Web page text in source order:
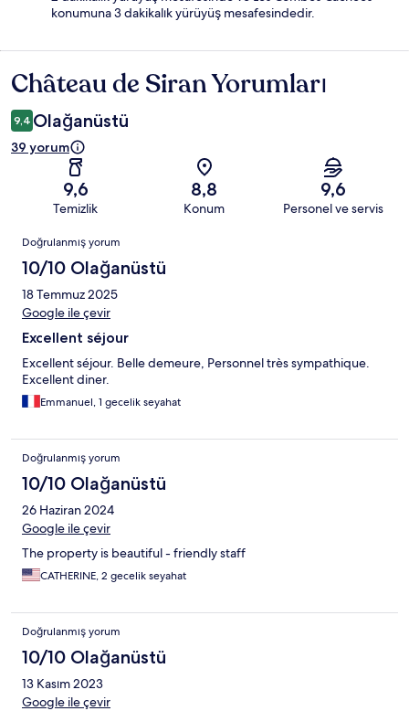
konumuna 3 dakikalık yürüyüş mesafesindedir.
Yorumlar
Château de Siran Yorumları
9,4 Olağanüstü
39 yorum
9,6
Temizlik
8,8
Konum
9,6
Personel ve servis
Yorumlar
Doğrulanmış yorum
10/10 Olağanüstü
18 Temmuz 2025
Google ile çevir
Excellent séjour
Excellent séjour. Belle demeure, Personnel très sympathique.
Excellent diner.
Emmanuel, 1 gecelik seyahat
Doğrulanmış yorum
10/10 Olağanüstü
26 Haziran 2024
Google ile çevir
The property is beautiful - friendly staff
CATHERINE, 2 gecelik seyahat
Doğrulanmış yorum
10/10 Olağanüstü
13 Kasım 2023
Google ile çevir